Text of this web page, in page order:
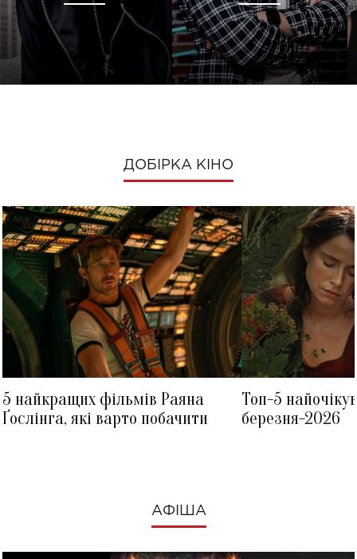
ДОБІРКА КІНО
5 найкращих фільмів Раяна
Ґослінга, які варто побачити
Топ-5
березня-2026
АФІША